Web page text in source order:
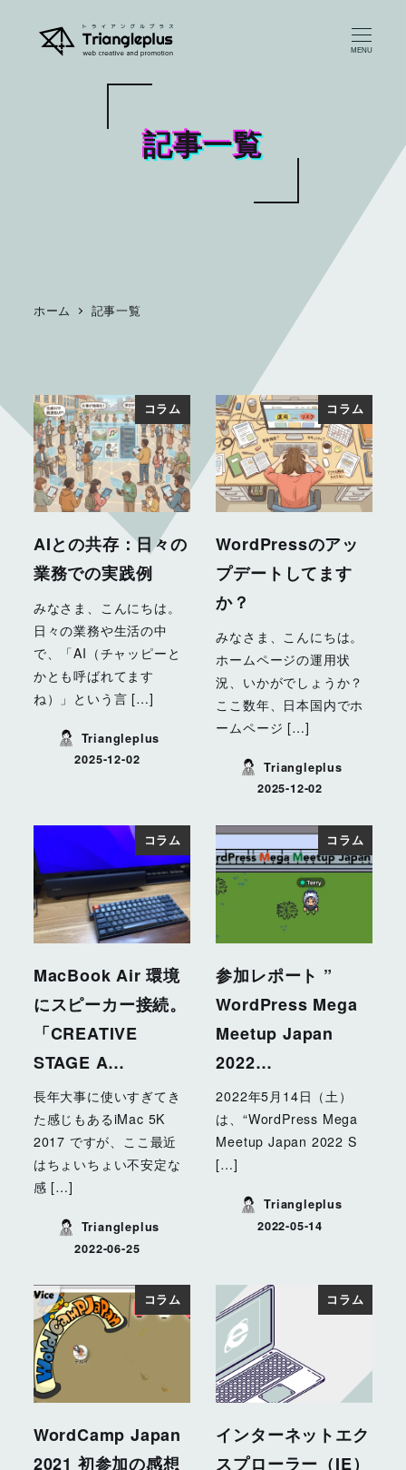
MENU
記事一覧
ホーム 記事一覧
コラム
AIとの共存：日々の
業務での実践例
みなさま、こんにちは。
日々の業務や生活の中
で、「AI（チャッピーと
かとも呼ばれてます
ね）」という言 […]
Triangleplus
投稿日
2025-12-02
コラム
WordPressのアッ
プデートしてます
か？
みなさま、こんにちは。
ホームページの運用状
況、いかがでしょうか？
ここ数年、日本国内でホ
ームページ […]
Triangleplus
投稿日
2025-12-02
コラム
MacBook Air 環境
にスピーカー接続。
「CREATIVE
STAGE A…
長年大事に使いすぎてき
た感じもあるiMac 5K
2017 ですが、ここ最近
はちょいちょい不安定な
感 […]
Triangleplus
投稿日
2022-06-25
コラム
参加レポート ”
WordPress Mega
Meetup Japan
2022…
2022年5月14日（土）
は、“WordPress Mega
Meetup Japan 2022 S
[…]
Triangleplus
投稿日
2022-05-14
コラム
WordCamp Japan
2021 初参加の感想
コラム
インターネットエク
スプローラー（IE）